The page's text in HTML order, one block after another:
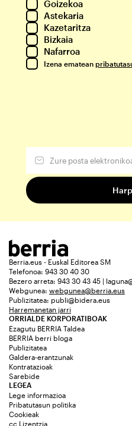
Goizekoa
Astekaria
Kazetaritza
Bizkaia
Nafarroa
Izena ematean
Berria.eus - Euskal Editorea SM
Telefonoa: 943 30 40 30
Bezero arreta: 943 30 43 45 |
Webgunea: webgunea@berria.eus
Publizitatea: publi@bidera.eus
Harremanetan jarri
ORRIALDE KORPORATIBOAK
Ezagutu BERRIA Taldea
BERRIA berri bloga
Publizitatea
Galdera-erantzunak
Kontratazioak
Sarebide
LEGEA
Lege informazioa
Pribatutasun politika
Cookieak
cc Lizentzia